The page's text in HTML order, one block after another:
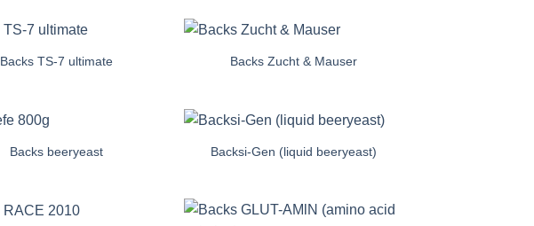
Auf die
Backs TS-7 ultimate
Auf die
Backs Zucht & Mauser
Backs beeryeast
Auf die
Backsi-Gen (liquid beeryeast)